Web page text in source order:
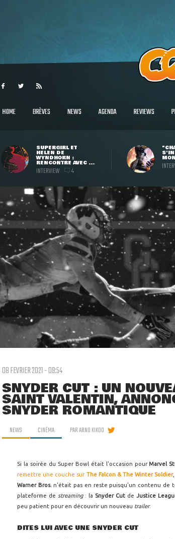
HOME BRÈVES NEWS AGENDA REVIEWS
SUPERGIRL ET
HELEN DE
WYNDHORN :
RENCONTRE AVEC ...
INTERVIEW 4
08 FEVRIER 2021 - 09:54
SNYDER CUT : UN
SAINT VALENTIN,
SNYDER ROMANTIQUE
NEWS CINÉMA PARARNO KIKOO
Si la soirée du Super Bowl était l'occasion pourMarvel
remettre une couche sur The Falcon & The Winter Soldier
Warner Bros.n'était pas en reste puisqu'un contenu de
plateforme de streaming : la Snyder Cut de Justice
peu patient pour en découvrir un nouveau trailer.
DITES LUI AVEC UNE SNYDER CUT